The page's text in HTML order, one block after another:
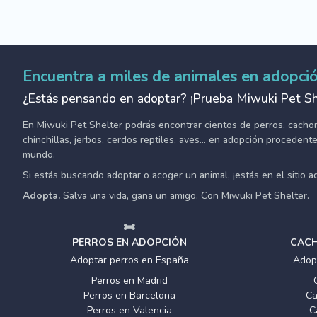
Encuentra a miles de animales en
¿Estás pensando en adoptar? ¡Prueba Miwuki Pet
En Miwuki Pet Shelter podrás encontrar cientos de perros,
chinchillas, jerbos, cerdos reptiles, aves... en adopción
mundo.
Si estás buscando adoptar o acoger un animal, ¡estás en el sitio
Adopta. Salva una vida, gana un amigo. Con Miwuki Pet Shelter.
PERROS EN ADOPCIÓN
Adoptar perros en España
Perros en Madrid
Perros en Barcelona
Perros en Valencia